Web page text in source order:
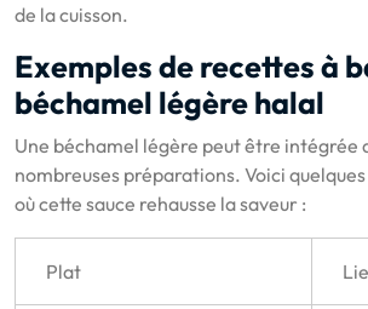
de la cuisson.
Exemples de recettes à
béchamel légère halal
Une béchamel légère peut être intégrée
nombreuses préparations. Voici
où cette sauce rehausse la saveur :
Plat